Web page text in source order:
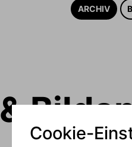
ARCHIV
Cookie-